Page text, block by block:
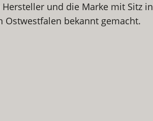
und die Marke mit Sitz in
Ostwestfalen bekannt gemacht.